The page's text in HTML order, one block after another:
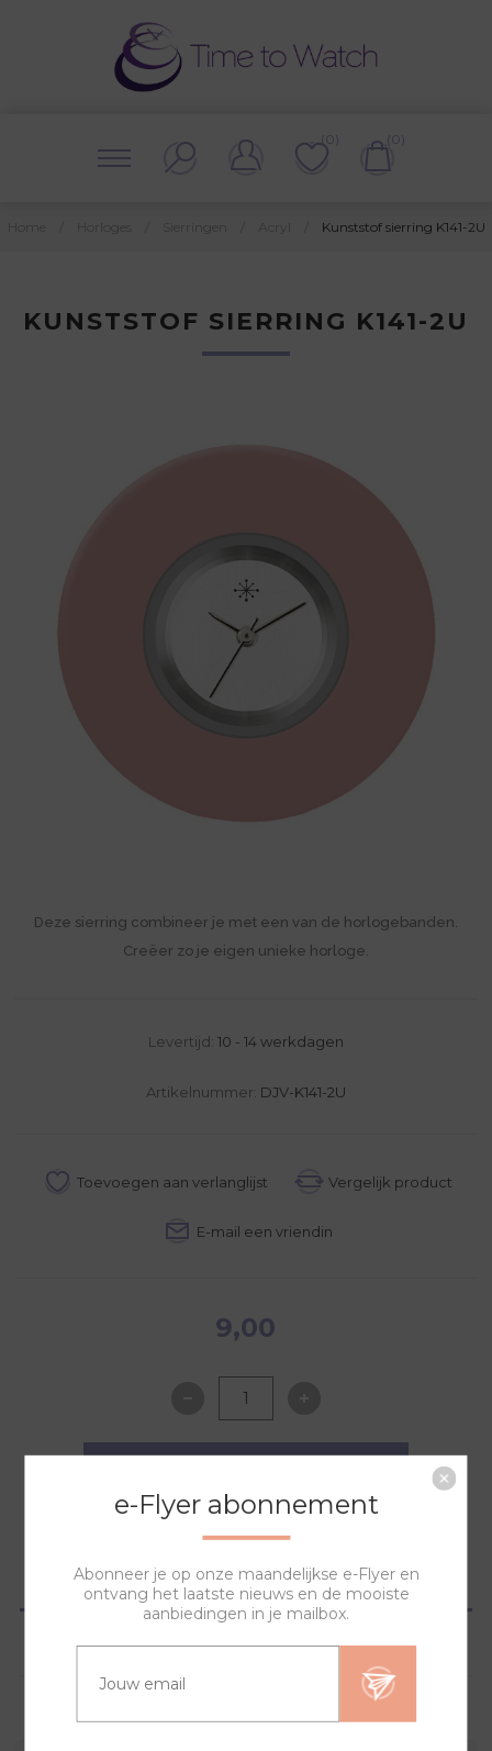
(0) (0)
Kunststof sierring K141-2U
KUNSTSTOF SIERRING K141-2U
Deze sierring combineer je met een van de horlogebanden.
Creëer zo je eigen unieke horloge.
Levertijd: 10 - 14 werkdagen
Artikelnummer: DJV-K141-2U
9,00
OVERZICHT
SPECIFICATIES
e-Flyer abonnement
Abonneer je op onze maandelijkse e-Flyer en
ontvang het laatste nieuws en de mooiste
aanbiedingen in je mailbox.